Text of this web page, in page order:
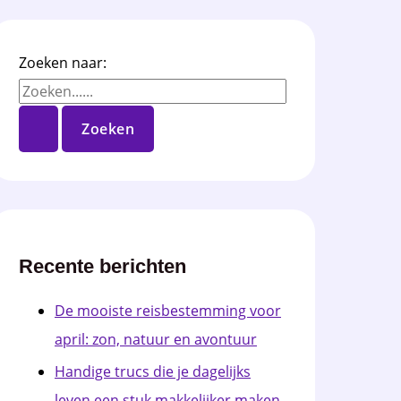
Zoeken naar:
Recente berichten
De mooiste reisbestemming voor
april: zon, natuur en avontuur
Handige trucs die je dagelijks